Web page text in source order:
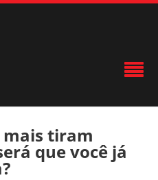
mais tiram
que você já